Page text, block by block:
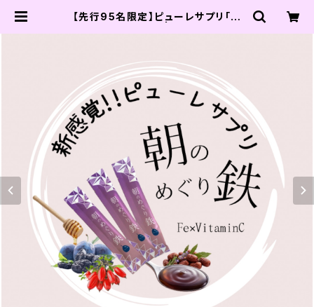
【先行95名限定】ピューレサプリ「朝